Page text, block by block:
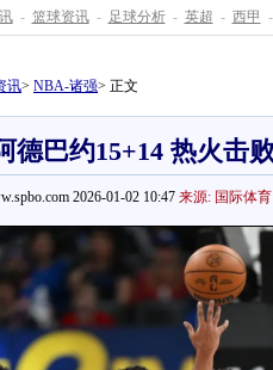
- 篮球资讯 - 足球分析 - 英超 - 西甲 -
讯> NBA-诸强> 正文
德巴约15+14 热火击
2026-01-02 10:47 来源: 国际体育